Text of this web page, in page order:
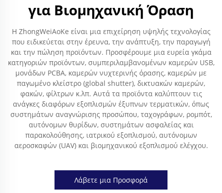
για Βιομηχανική Όραση
Η ZhongWeiAoKe είναι μια επιχείρηση υψηλής τεχνολογίας
που ειδικεύεται στην έρευνα, την ανάπτυξη, την παραγωγή
και την πώληση προϊόντων. Προσφέρουμε μια ευρεία γκάμα
κατηγοριών προϊόντων, συμπεριλαμβανομένων καμερών USB,
μονάδων PCBA, καμερών νυχτερινής όρασης, καμερών με
παγωμένο κλείστρο (global shutter), δικτυακών καμερών,
φακών, φίλτρων κ.λπ. Αυτά τα προϊόντα καλύπτουν τις
ανάγκες διαφόρων εξοπλισμών έξυπνων τερματικών, όπως
συστημάτων αναγνώρισης προσώπου, ταχογράφων, ρομπότ,
αυτόνομων θυρίδων, συστημάτων ασφαλείας και
παρακολούθησης, ιατρικού εξοπλισμού, αυτόνομων
αεροσκαφών (UAV) και βιομηχανικού εξοπλισμού ελέγχου.
Λάβετε μια Προσφορά